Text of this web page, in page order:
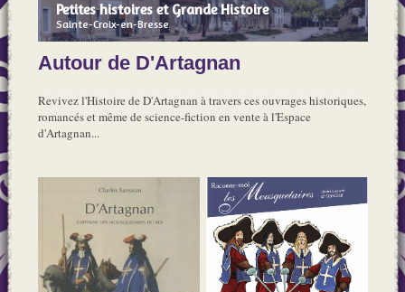
Petites histoires et Grande Histoire
Sainte-Croix-en-Bresse
Autour de D'Artagnan
Revivez l'Histoire de D'Artagnan à travers ces ouvrages historiques,
romancés et même de science-fiction en vente à l'Espace
d'Artagnan...